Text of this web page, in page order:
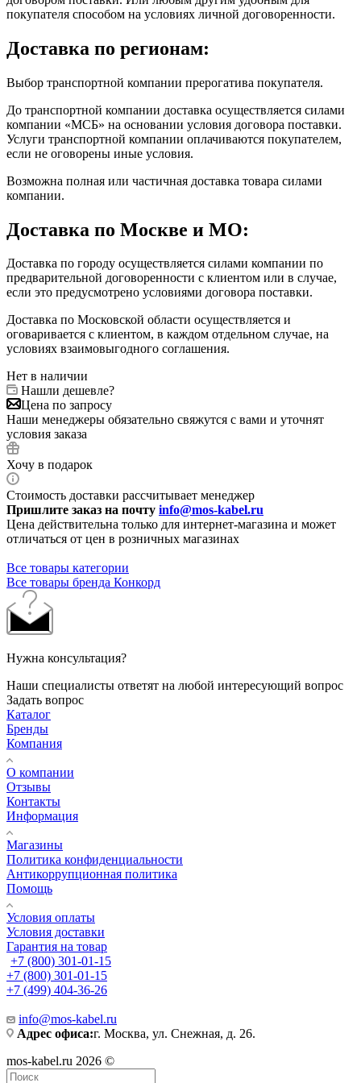
покупателя способом на условиях личной договоренности.
Доставка по регионам:
Выбор транспортной компании прерогатива покупателя.
До транспортной компании доставка осуществляется силами
компании «МСБ» на основании условия договора поставки.
Услуги транспортной компании оплачиваются покупателем,
если не оговорены иные условия.
Возможна полная или частичная доставка товара силами
компании.
Доставка по Москве и МО:
Доставка по городу осуществляется силами компании по
предварительной договоренности с клиентом или в случае,
если это предусмотрено условиями договора поставки.
Доставка по Московской области осуществляется и
оговаривается с клиентом, в каждом отдельном случае, на
условиях взаимовыгодного соглашения.
Нет в наличии
Нашли дешевле?
Цена по запросу
Наши менеджеры обязательно свяжутся с вами и уточнят
условия заказа
Хочу в подарок
Стоимость доставки рассчитывает менеджер
Пришлите заказ на почту info@mos-kabel.ru
Цена действительна только для интернет-магазина и может
отличаться от цен в розничных магазинах
Все товары категории
Все товары бренда Конкорд
Нужна консультация?
Наши специалисты ответят на любой интересующий вопрос
Задать вопрос
Каталог
Бренды
Компания
О компании
Отзывы
Контакты
Информация
Магазины
Политика конфиденциальности
Антикоррупционная политика
Помощь
Условия оплаты
Условия доставки
Гарантия на товар
+7 (800) 301-01-15
+7 (800) 301-01-15
+7 (499) 404-36-26
info@mos-kabel.ru
Адрес офиса:г. Москва, ул. Снежная, д. 26.
mos-kabel.ru 2026 ©